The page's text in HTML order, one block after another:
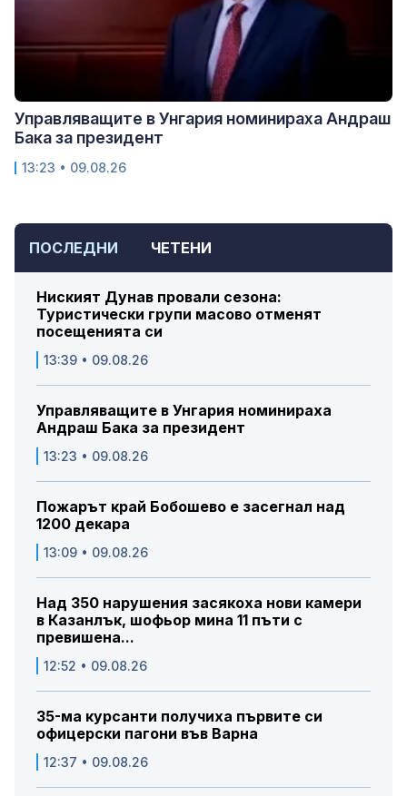
ПОСЛЕДНИ ЧЕТЕНИ
Ниският Дунав провали сезона:
Туристически групи масово отменят
посещенията си
13:39 • 09.08.26
Управляващите в Унгария номинираха
Андраш Бака за президент
13:23 • 09.08.26
Пожарът край Бобошево е засегнал над
1200 декара
13:09 • 09.08.26
Над 350 нарушения засякоха нови камери
в Казанлък, шофьор мина 11 пъти с
превишена...
12:52 • 09.08.26
35-ма курсанти получиха първите си
офицерски пагони във Варна
12:37 • 09.08.26
Управляващите в Унгария номинираха Андраш
Бака за президент
13:23 • 09.08.26